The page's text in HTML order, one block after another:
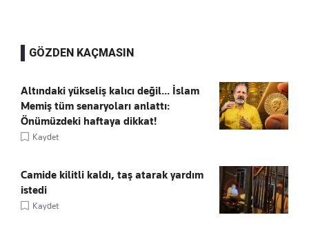
GÖZDEN KAÇMASIN
Altındaki yükseliş kalıcı değil... İslam
Memiş tüm senaryoları anlattı:
Önümüzdeki haftaya dikkat!
Kaydet
Camide kilitli kaldı, taş atarak yardım
istedi
Kaydet